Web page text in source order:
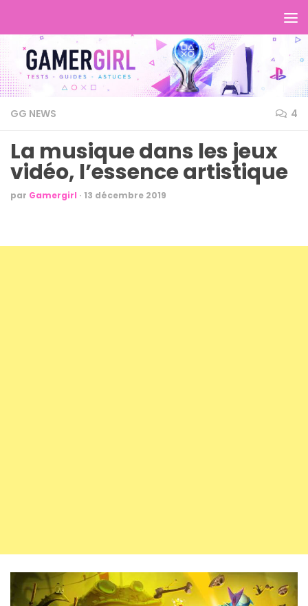
GG NEWS 4
La musique dans les jeux
vidéo, l’essence artistique
par Gamergirl · 13 décembre 2019